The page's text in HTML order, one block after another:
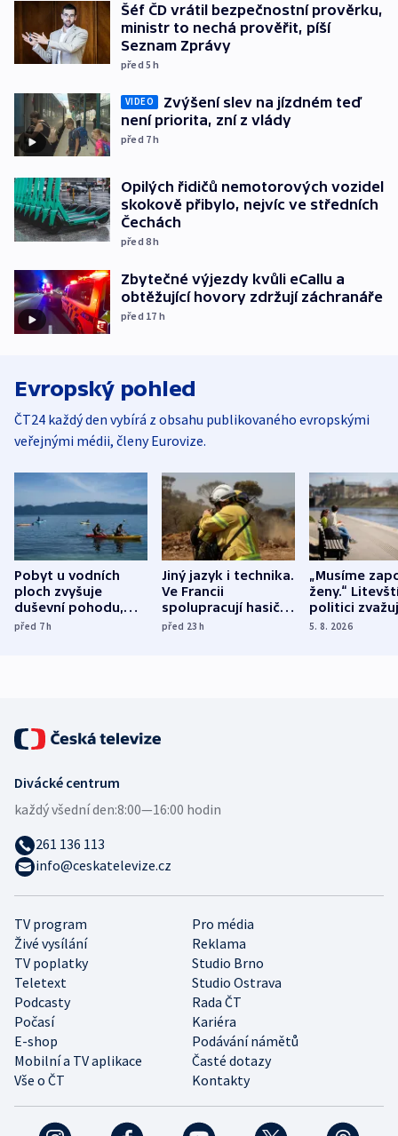
Šéf ČD vrátil bezpečnostní prověrku,
ministr to nechá prověřit, píší
Seznam Zprávy
před 5h
VIDEO
Zvýšení slev na jízdném teď
není priorita, zní z vlády
před 7h
Opilých řidičů nemotorových vozidel
skokově přibylo, nejvíc ve středních
Čechách
před 8h
Zbytečné výjezdy kvůli eCallu a
obtěžující hovory zdržují záchranáře
před 17 h
Evropský pohled
ČT24 každý den vybírá z obsahu publikovaného evropskými
veřejnými médii, členy Eurovize.
Pobyt u vodních
ploch zvyšuje
duševní pohodu,
ukázala
před 7h
Jiný jazyk i technika.
Ve Francii
spolupracují hasiči z
různých zemí
před 23h
„Musíme
ženy.“
politici
dohodu o
5. 8. 2026
TV program
Pro média
Živé vysílání
Reklama
TV poplatky
Studio Brno
Teletext
Studio Ostrava
Podcasty
Rada ČT
Počasí
Kariéra
E-shop
Podávání námětů
Mobilní a TV aplikace
Časté dotazy
Vše o ČT
Kontakty
Divácké centrum
každý všední den:8:00—16:00 hodin
261 136 113
info@ceskatelevize.cz